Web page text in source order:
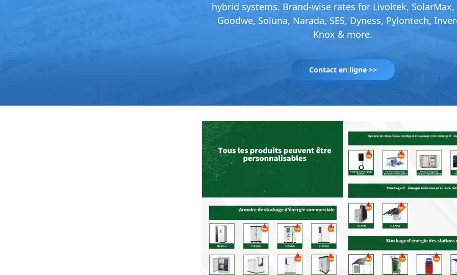
hybrid systems. Brand-wise rates for Livoltek,
Goodwe, Soluna, Narada, SES, Dyness, Pylontech,
Knox & more.
Contact en ligne >>